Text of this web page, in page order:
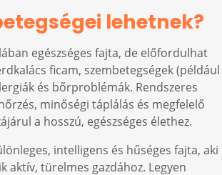
lehetnek?
egészséges fajta, de előfordulhat
ficam, szembetegségek (például
és bőrproblémák. Rendszeres
minőségi táplálás és megfelelő
a hosszú, egészséges élethez.
intelligens és hűséges fajta, aki
aktív, türelmes gazdához. Legyen